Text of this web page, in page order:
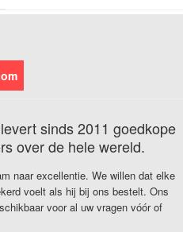
sinds 2011 goedkope
over de hele wereld.
naar excellentie. We willen dat elke
voelt als hij bij ons bestelt. Ons
voor al uw vragen vóór of